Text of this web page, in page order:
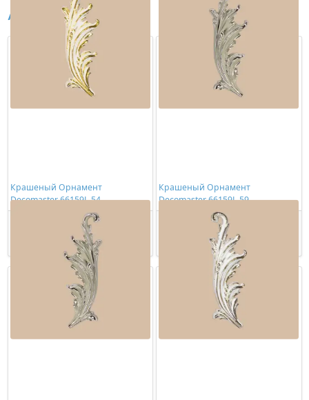
Аналоги
Крашеный Орнамент
Decomaster 66159L-54
2734,00 ₽/шт
Купить
Крашеный Орнамент
Decomaster 66159L-59
3204,00 ₽/шт
Купить